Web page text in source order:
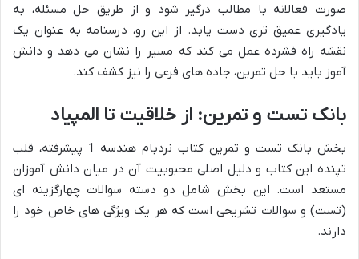
صورت فعالانه با مطالب درگیر شود و از طریق حل مسئله، به
یادگیری عمیق تری دست یابد. از این رو، درسنامه به عنوان یک
نقشه راه فشرده عمل می کند که مسیر را نشان می دهد و دانش
آموز باید با حل تمرین، جاده های فرعی را نیز کشف کند.
بانک تست و تمرین: از خلاقیت تا المپیاد
بخش بانک تست و تمرین کتاب نردبام هندسه 1 پیشرفته، قلب
تپنده این کتاب و دلیل اصلی محبوبیت آن در میان دانش آموزان
مستعد است. این بخش شامل دو دسته سوالات چهارگزینه ای
(تست) و سوالات تشریحی است که هر یک ویژگی های خاص خود را
دارند.